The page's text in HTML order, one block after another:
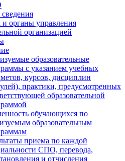
и органы управления
организацией
образовательные
с указанием учебных
курсов, дисциплин
практики, предусмотренных
образовательной
обучающихся по
образовательным
приема по каждой
СПО, перевода,
и отчисления